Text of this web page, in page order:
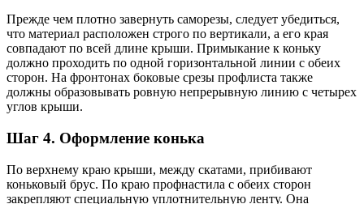
Прежде чем плотно завернуть саморезы, следует убедиться,
что материал расположен строго по вертикали, а его края
совпадают по всей длине крыши. Примыкание к коньку
должно проходить по одной горизонтальной линии с обеих
сторон. На фронтонах боковые срезы профлиста также
должны образовывать ровную непрерывную линию с четырех
углов крыши.
Шаг 4. Оформление конька
По верхнему краю крыши, между скатами, прибивают
коньковый брус. По краю профнастила с обеих сторон
закрепляют специальную уплотнительную ленту. Она